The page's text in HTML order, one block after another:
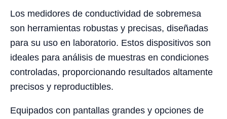
Los medidores de conductividad de sobremesa
son herramientas robustas y precisas, diseñadas
para su uso en laboratorio. Estos dispositivos son
ideales para análisis de muestras en condiciones
controladas, proporcionando resultados altamente
precisos y reproductibles.
Equipados con pantallas grandes y opciones de